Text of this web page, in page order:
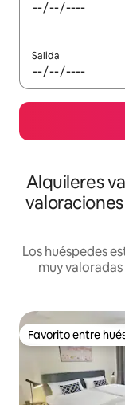
Salida
Alquileres
Los huéspedes
muy
Favorito entre
Favorito entre